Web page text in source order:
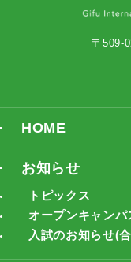
〒509-
HOME
お知らせ
トピックス
オープンキャンパ
入試のお知らせ(